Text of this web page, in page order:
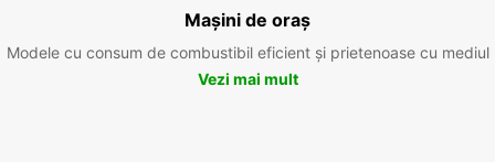
Mașini de oraș
Modele cu consum de combustibil eficient și prietenoase cu mediul
Vezi mai mult